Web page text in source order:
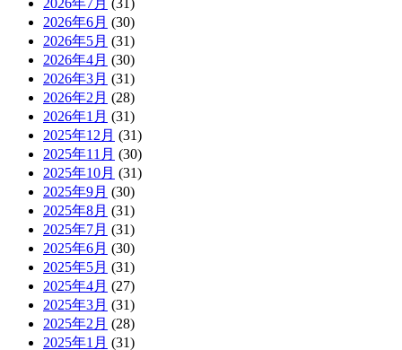
2026年7月 (31)
2026年6月 (30)
2026年5月 (31)
2026年4月 (30)
2026年3月 (31)
2026年2月 (28)
2026年1月 (31)
2025年12月 (31)
2025年11月 (30)
2025年10月 (31)
2025年9月 (30)
2025年8月 (31)
2025年7月 (31)
2025年6月 (30)
2025年5月 (31)
2025年4月 (27)
2025年3月 (31)
2025年2月 (28)
2025年1月 (31)